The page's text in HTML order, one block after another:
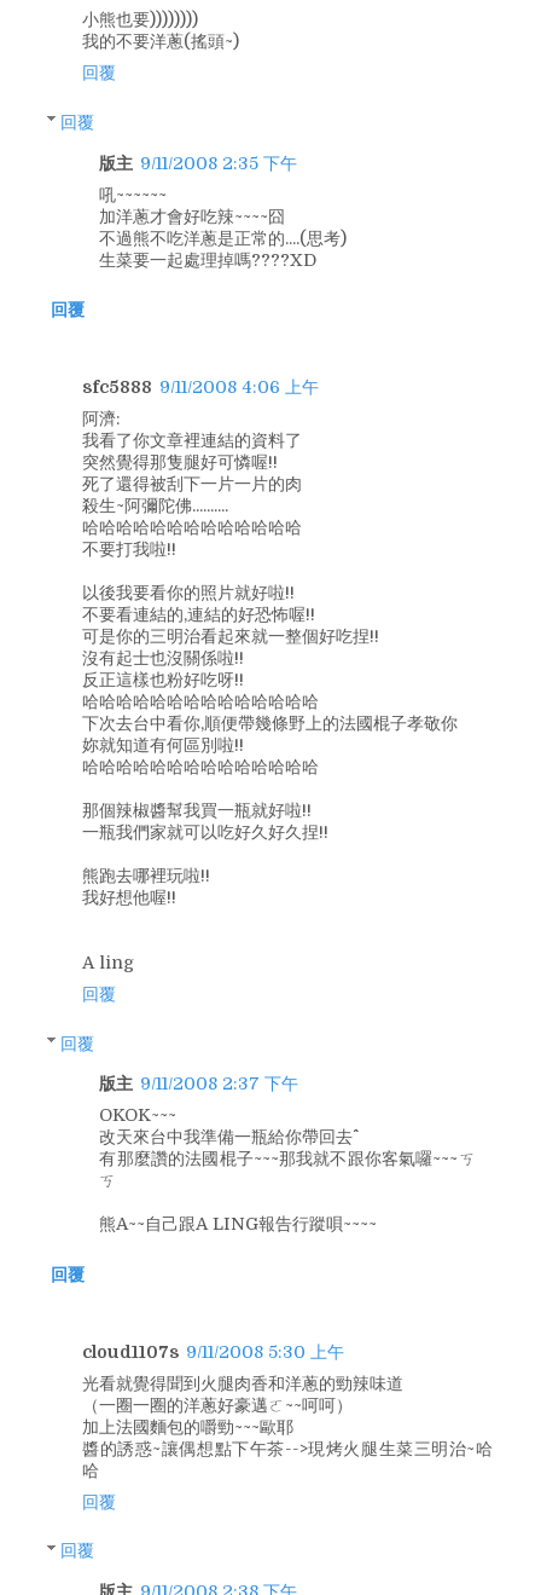
小熊也要))))))))
我的不要洋蔥(搖頭~)
回覆
回覆
版主 9/11/2008 2:35 下午
吼~~~~~~
加洋蔥才會好吃辣~~~~囧
不過熊不吃洋蔥是正常的....(思考)
生菜要一起處理掉嗎????XD
回覆
sfc5888 9/11/2008 4:06 上午
阿濟:
我看了你文章裡連結的資料了
突然覺得那隻腿好可憐喔!!
死了還得被刮下一片一片的肉
殺生~阿彌陀佛..........
哈哈哈哈哈哈哈哈哈哈哈哈哈
不要打我啦!!
以後我要看你的照片就好啦!!
不要看連結的,連結的好恐怖喔!!
可是你的三明治看起來就一整個好吃捏!!
沒有起士也沒關係啦!!
反正這樣也粉好吃呀!!
哈哈哈哈哈哈哈哈哈哈哈哈哈哈
下次去台中看你,順便帶幾條野上的法國棍子孝敬你
妳就知道有何區別啦!!
哈哈哈哈哈哈哈哈哈哈哈哈哈哈
那個辣椒醬幫我買一瓶就好啦!!
一瓶我們家就可以吃好久好久捏!!
熊跑去哪裡玩啦!!
我好想他喔!!
A ling
回覆
回覆
版主 9/11/2008 2:37 下午
OKOK~~~
改天來台中我準備一瓶給你帶回去^^
有那麼讚的法國棍子~~~那我就不跟你客氣囉~~~ㄎ
ㄎ
熊A~~自己跟A LING報告行蹤唄~~~~
回覆
cloud1107s 9/11/2008 5:30 上午
光看就覺得聞到火腿肉香和洋蔥的勁辣味道
（一圈一圈的洋蔥好豪邁ㄛ~~呵呵）
加上法國麵包的嚼勁~~~歐耶
醬的誘惑~讓偶想點下午茶-->現烤火腿生菜三明治~哈
哈
回覆
回覆